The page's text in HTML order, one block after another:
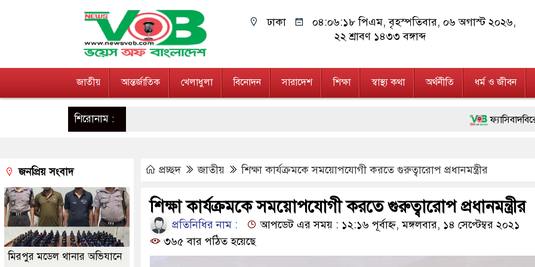
ঢাকা ০৪:০৬:১৯ পিএম, বৃহস্পতিবার, ০৬ অগাস্ট ২০২৬,
২২ শ্রাবণ ১৪৩৩ বঙ্গাব্দ
জাতীয় আন্তর্জাতিক খেলাধুলা বিনোদন সারাদেশ শিক্ষা স্বাস্থ্য কথা অর্থনীতি ধর্ম ও জীবন
শিরোনাম : ফ্যাসিবাদবিরোধী আন্দোলনে
জনগণ পরিবর্তন চেয়েছে
২৮ লাখ টাকার জাল
নেতৃত্ব ও গণতন্ত্রের মূর্তমান
অবৈধ বিদেশি পিস্তল,
প্রচ্ছদ জাতীয় শিক্ষা কার্যক্রমকে সময়োপযোগী করতে গুরুত্বারোপ প্রধানমন্ত্রীর
শিক্ষা কার্যক্রমকে সময়োপযোগী করতে গুরুত্বারোপ প্রধানমন্ত্রীর
প্রতিনিধির নাম :
আপডেট এর সময় : ১২:১৬ পূর্বাহ্ন, মঙ্গলবার, ১৪ সেপ্টেম্বর ২০২১
৩৬৫ বার পঠিত হয়েছে
জনপ্রিয় সংবাদ
মিরপুর মডেল থানার অভিযানে